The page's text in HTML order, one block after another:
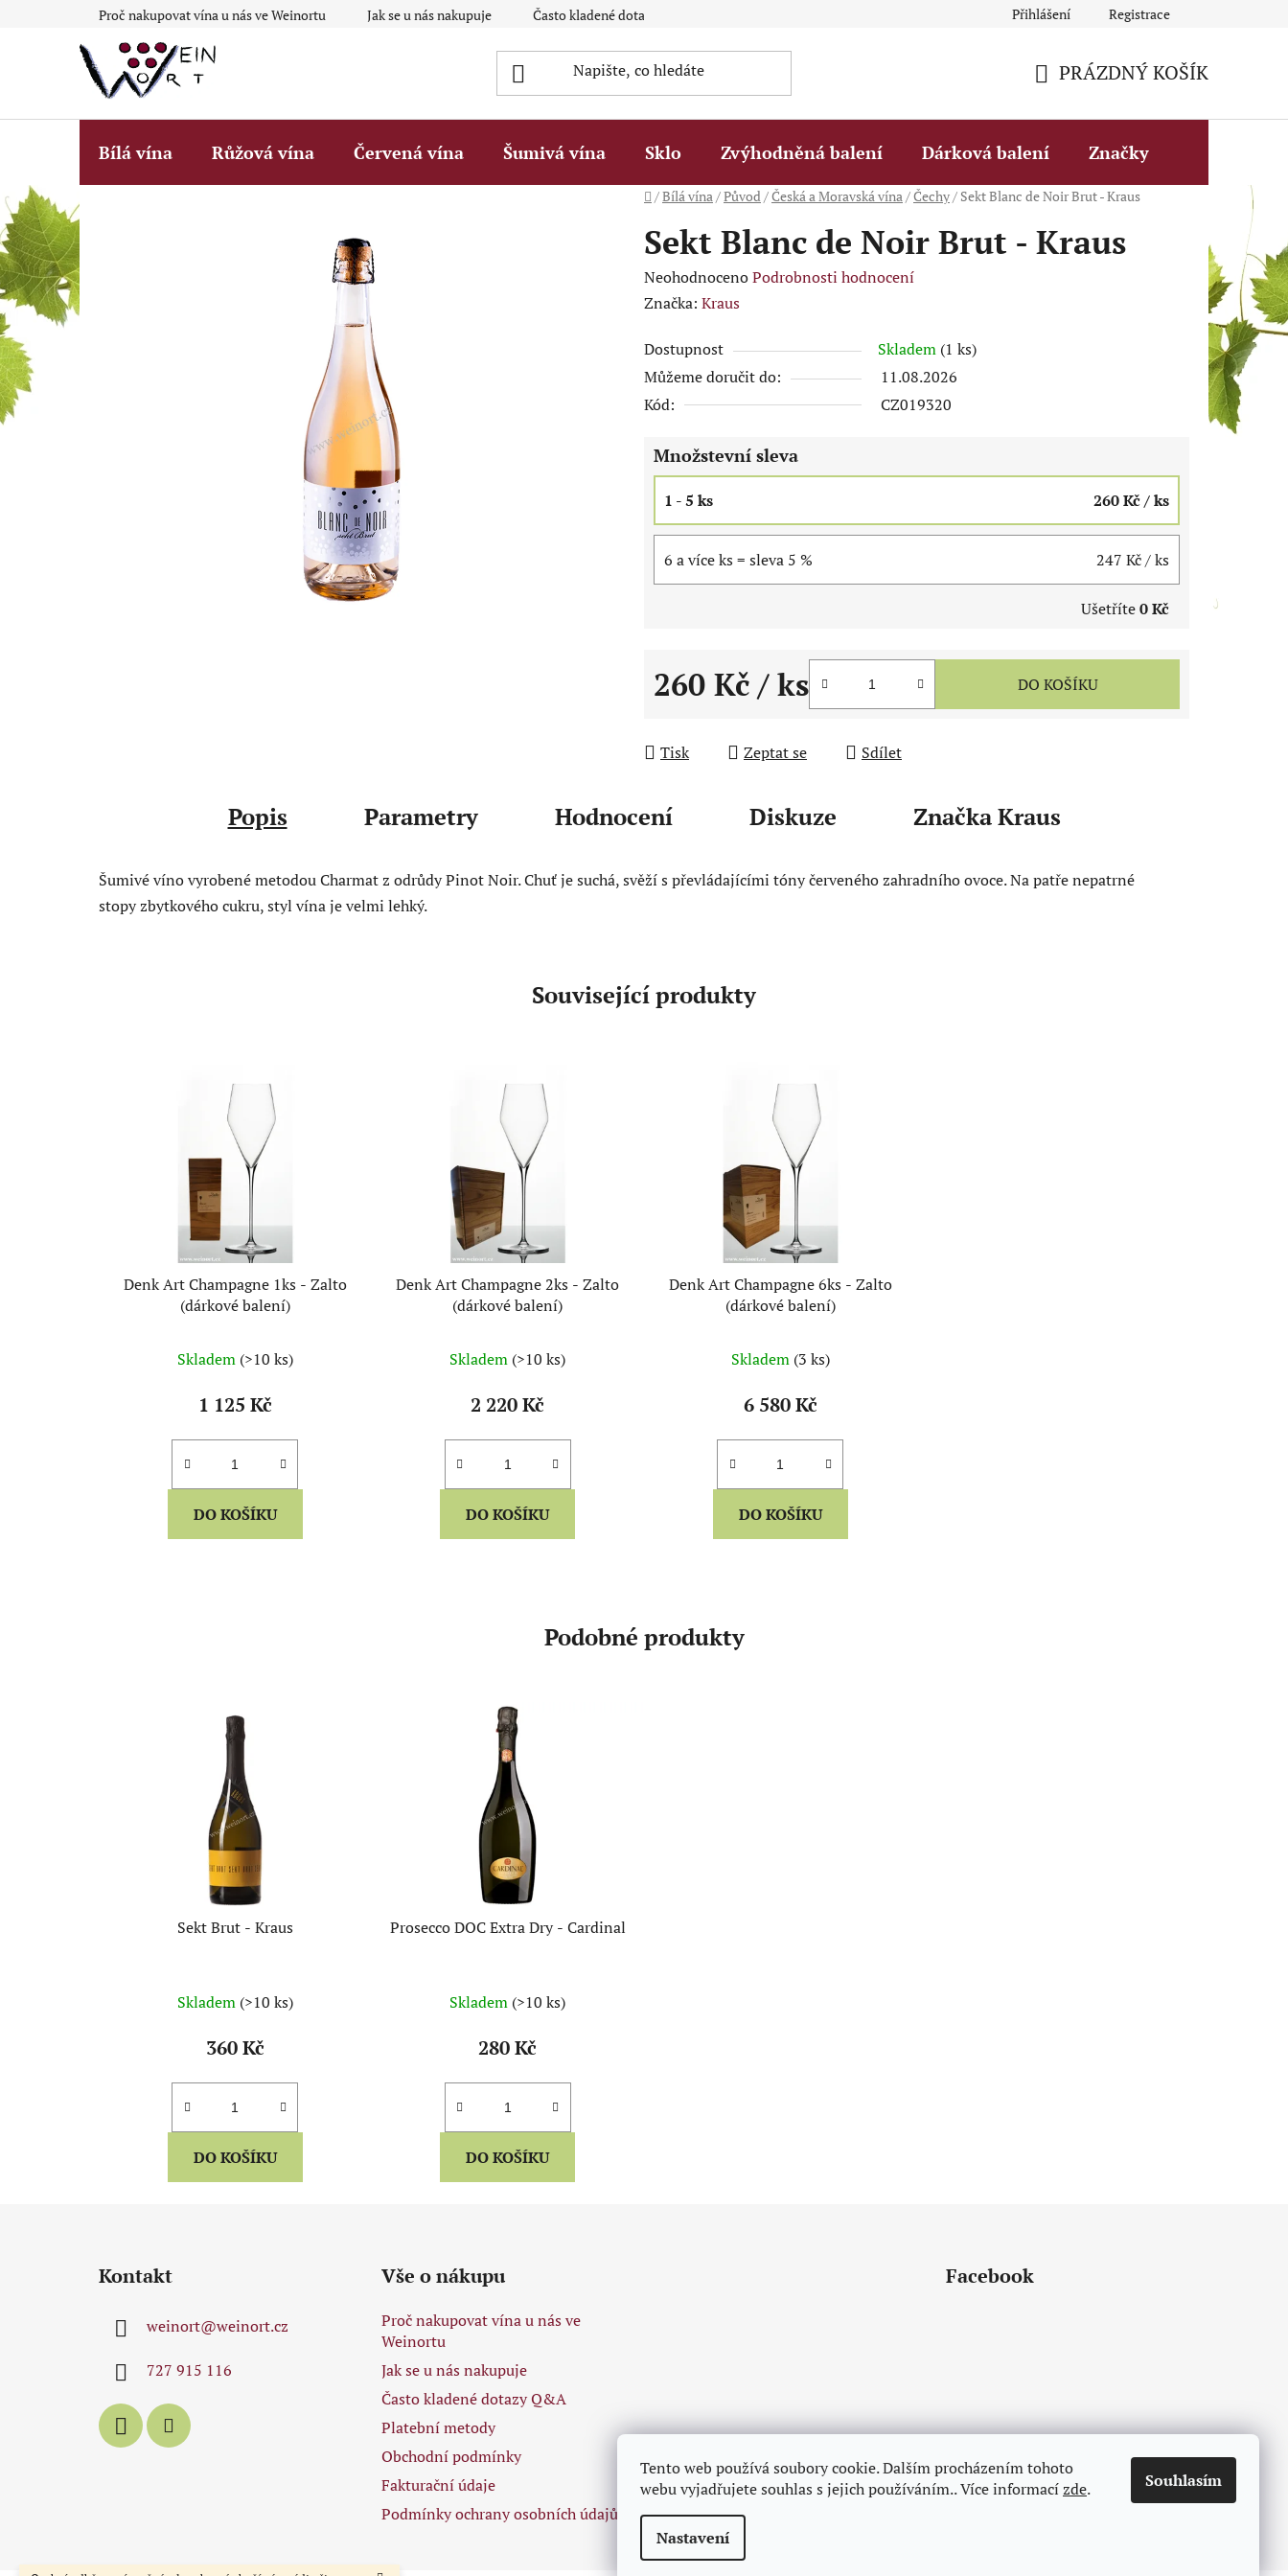
Tento web používá soubory cookie. Dalším procházením tohoto
webu vyjadřujete souhlas s jejich používáním.. Více informacízde.
Nastavení
Souhlasím
Proč nakupovat vína u nás ve Weinortu Jak se u nás nakupuje Často kladené dotazy Q&A Fakturační údaje
Přihlášení Registrace
KOŠÍK
PRÁZDNÝ KOŠÍK
Bílá vína Růžová vína Červená vína Šumivá vína Sklo Zvýhodněná balení Dárková balení Značky
Domů
/Bílá vína/Původ/Česká a Moravská vína/Čechy/ Sekt Blanc de Noir Brut - Kraus
Sekt Blanc de Noir Brut - Kraus
Průměrné
hodnocení
je
0,0
z
hvězdiček.
NeohodnocenoPodrobnosti hodnocení
Značka: Kraus
Dostupnost Skladem (1 ks)
Můžeme doručit do:
11.08.2026
Kód:
CZ019320
Množstevní sleva
1 - 5 ks 260 Kč/ ks
6 a více ks = sleva 5 % 247 Kč/ ks
Ušetříte0 Kč
260 Kč / ks DO KOŠÍKU
Tisk Zeptat se Sdílet
Popis Parametry Hodnocení Diskuze ZnačkaKraus
Šumivé víno vyrobené metodou Charmat z odrůdy Pinot Noir. Chuť je suchá, svěží s převládajícími tóny červeného zahradního ovoce. Na patře nepatrné
stopy zbytkového cukru, styl vína je velmi lehký.
Související produkty
Denk Art Champagne 1ks - Zalto
(dárkové balení)
Skladem (>10 ks)
1 125 Kč
DO KOŠÍKU
Denk Art Champagne 2ks - Zalto
(dárkové balení)
Skladem (>10 ks)
2 220 Kč
DO KOŠÍKU
Denk Art Champagne 6ks - Zalto
(dárkové balení)
Skladem (3 ks)
6 580 Kč
DO KOŠÍKU
Podobné produkty
Sekt Brut - Kraus
Skladem (>10 ks)
360 Kč
DO KOŠÍKU
Prosecco DOC Extra Dry - Cardinal
Skladem (>10 ks)
280 Kč
DO KOŠÍKU
Kontakt
weinort@weinort.cz
727 915 116
Vše o nákupu
Proč nakupovat vína u nás ve
Weinortu
Jak se u nás nakupuje
Často kladené dotazy Q&A
Platební metody
Obchodní podmínky
Fakturační údaje
Podmínky ochrany osobních údajů
Facebook